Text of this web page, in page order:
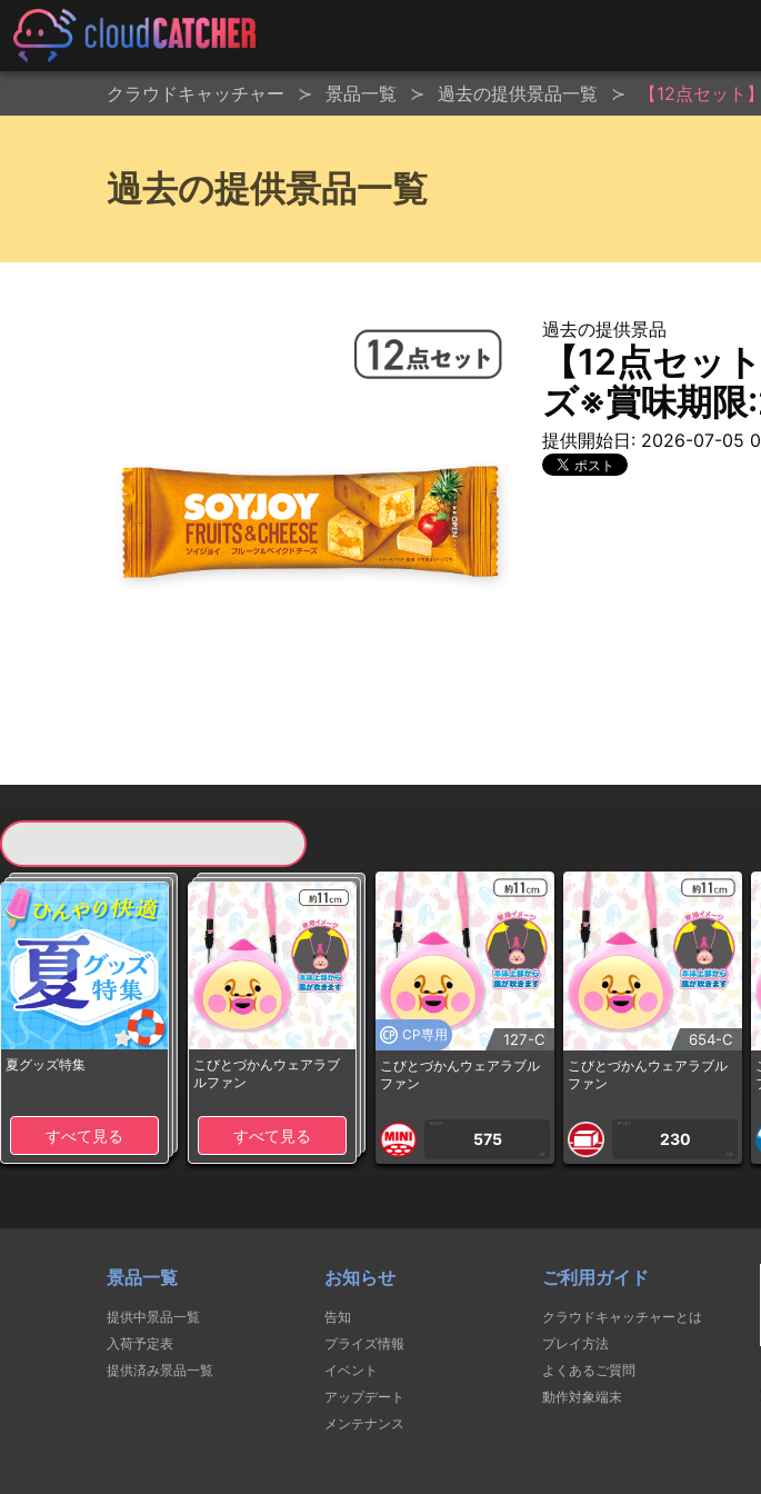
クラウドキャッチャー 景品一覧 過去の提供景品一覧 【12点セッ
過去の提供景品一覧
過去の提供景品
【12点セッ
ズ※賞味期
提供開始日: 2026-07-05
夏グッズ特集
すべて見る
こびとづかんウェアラブ
ルファン
すべて見る
CP専用 127-C
こびとづかんウェアラブル
ファン
1PLAY
575
CP
654-C
こびとづかんウェアラブル
ファン
1PLAY
230
CP
景品一覧
提供中景品一覧
入荷予定表
提供済み景品一覧
お知らせ
告知
プライズ情報
イベント
アップデート
メンテナンス
ご利用ガイド
クラウドキャッチャーとは
プレイ方法
よくあるご質問
動作対象端末